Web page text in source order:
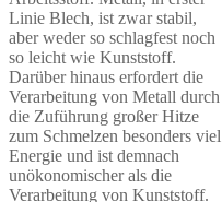
Linie Blech, ist zwar stabil,
aber weder so schlagfest noch
so leicht wie Kunststoff.
Darüber hinaus erfordert die
Verarbeitung von Metall durch
die Zuführung großer Hitze
zum Schmelzen besonders viel
Energie und ist demnach
unökonomischer als die
Verarbeitung von Kunststoff.